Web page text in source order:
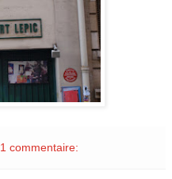
1 commentaire: